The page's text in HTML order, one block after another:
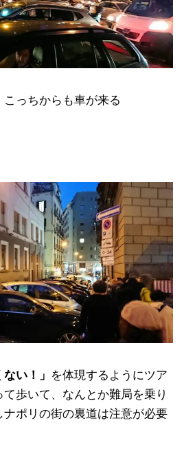
っちからも車が来る
い！」 を体現するようにツア
歩いて、なんとか難局を乗り
ポリの街の裏道は注意が必要